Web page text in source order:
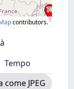
contributors.
Tempo
come JPEG